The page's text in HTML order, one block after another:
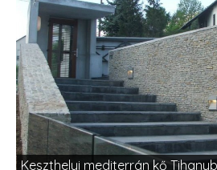
Keszthelyi mediterrán kő